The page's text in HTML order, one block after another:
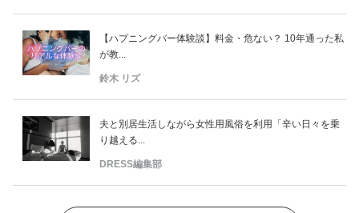
【ハプニングバー体験談】料金・危ない？ 10年通った私
が教...
鈴木 リズ
夫と別居生活しながら女性用風俗を利用「辛い日々を乗
り越える...
DRESS編集部